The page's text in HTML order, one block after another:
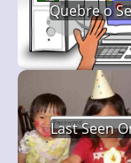
Quebre o
Last Seen